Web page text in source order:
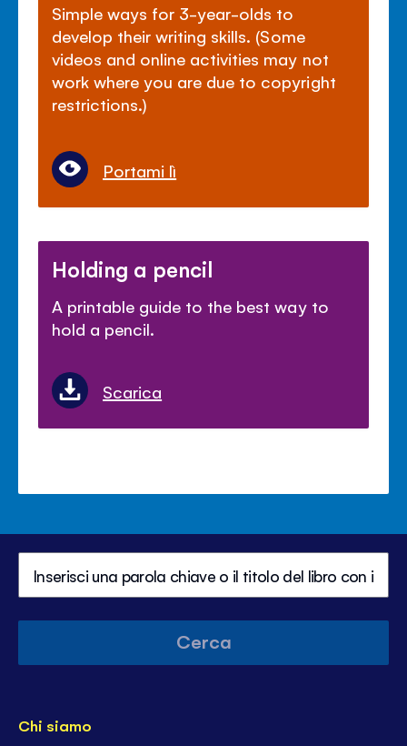
Simple ways for 3-year-olds to
develop their writing skills. (Some
videos and online activities may not
work where you are due to copyright
restrictions.)
Portami lì
Holding a pencil
A printable guide to the best way to
hold a pencil.
Scarica
Cerca
Chi siamo